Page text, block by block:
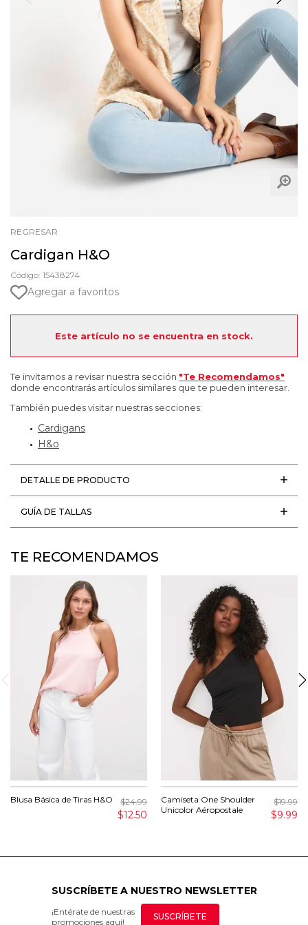
REGRESAR
Cardigan H&O
Código: 15438274
Agregar a favoritos
Este artículo no se encuentra en stock.
Te invitamos a revisar nuestra sección "Te Recomendamos"
donde encontrarás artículos similares que te pueden interesar.
También puedes visitar nuestras secciones:
Cardigans
H&o
DETALLE DE PRODUCTO
GUÍA DE TALLAS
TE RECOMENDAMOS
Blusa Básica de Tiras H&O $24.99
$12.50
Camiseta One Shoulder
Unicolor Aéropostale
$19.99
$9.99
SUSCRÍBETE A NUESTRO NEWSLETTER
¡Entérate de nuestras
promociones aquí!
SUSCRÍBETE